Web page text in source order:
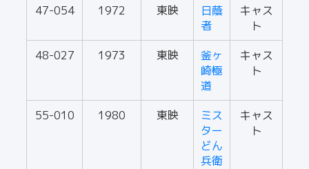
47-054 1972 東映
日蔭
者
キャス
ト
48-027
1973 東映
釜ヶ
崎極
道
キャス
ト
55-010 1980 東映
ミス
ター
どん
兵衛
キャス
ト